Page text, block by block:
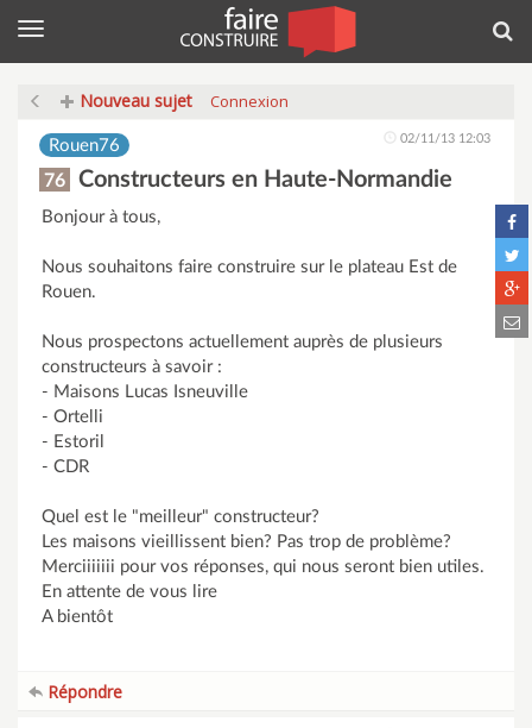
Menu
Nouveau sujet Connexion
Rouen76 02/11/13 12:03
76 Constructeurs en Haute-Normandie
Bonjour à tous,
Nous souhaitons faire construire sur le plateau Est de
Rouen.
Nous prospectons actuellement auprès de plusieurs
constructeurs à savoir :
- Maisons Lucas Isneuville
- Ortelli
- Estoril
- CDR
Quel est le "meilleur" constructeur?
Les maisons vieillissent bien? Pas trop de problème?
Merciiiiiii pour vos réponses, qui nous seront bien utiles.
En attente de vous lire
A bientôt
Répondre